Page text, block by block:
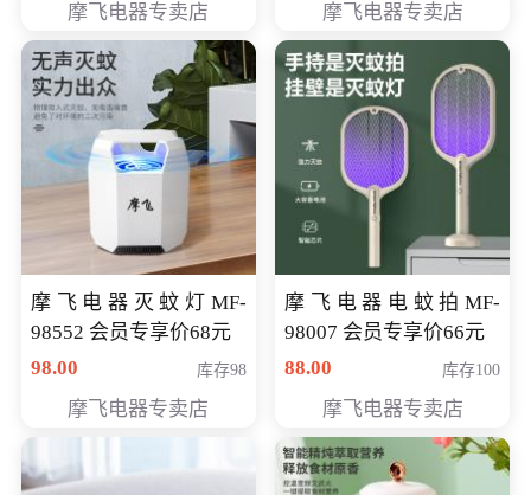
摩飞电器专卖店 摩飞电器专卖店
摩飞电器灭蚊灯MF-
98552 会员专享价68元
98.00
库存98
摩飞电器专卖店
摩飞电器电蚊拍MF-
98007 会员专享价66元
88.00
库存100
摩飞电器专卖店